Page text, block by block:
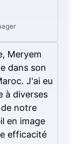
Meryem
dans son
J'ai eu
à diverses
de notre
en image
efficacité